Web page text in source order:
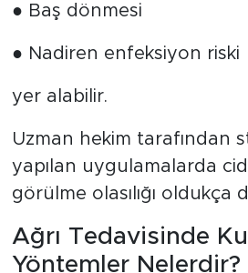
● Baş dönmesi
● Nadiren enfeksiyon riski
yer alabilir.
Uzman hekim tarafından
yapılan uygulamalarda
görülme olasılığı oldukça
Ağrı Tedavisinde
Yöntemler Nelerdir?